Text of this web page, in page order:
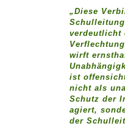
„Diese
verdeutlicht
wirft
ist
nicht als
Schutz der
agiert,
der